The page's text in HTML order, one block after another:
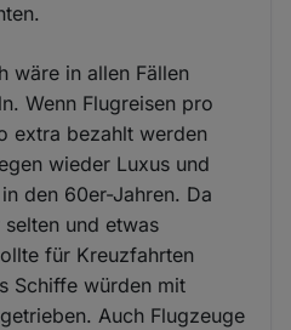
wäre in allen Fällen
Wenn Flugreisen pro
extra bezahlt werden
wieder Luxus und
den 60er-Jahren. Da
und etwas
für Kreuzfahrten
Schiffe würden mit
Auch Flugzeuge